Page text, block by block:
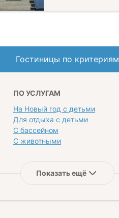
Гостиницы по критериям
ПО УСЛУГАМ
На Новый год с детьми
Для отдыха с детьми
С бассейном
С животными
Показать ещё